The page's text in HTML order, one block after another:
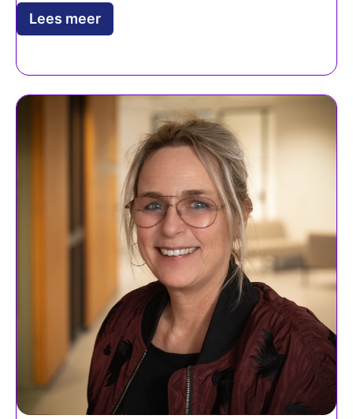
Lees meer